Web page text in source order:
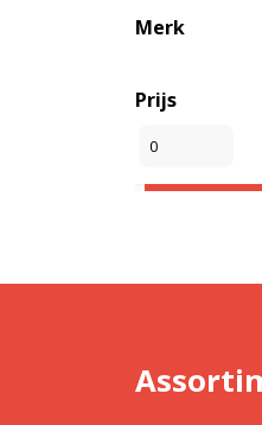
Merk
Prijs